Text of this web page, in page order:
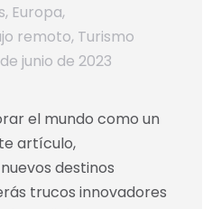
, Europa,
remoto, Turismo
junio de 2023
el mundo como un
artículo,
destinos
trucos innovadores